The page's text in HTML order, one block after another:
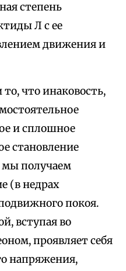
степень
Л с ее
движения и
что инаковость,
и сплошное
становление
мы получаем
(в недрах
покоя.
вступая во
проявляет себя
напряжения,